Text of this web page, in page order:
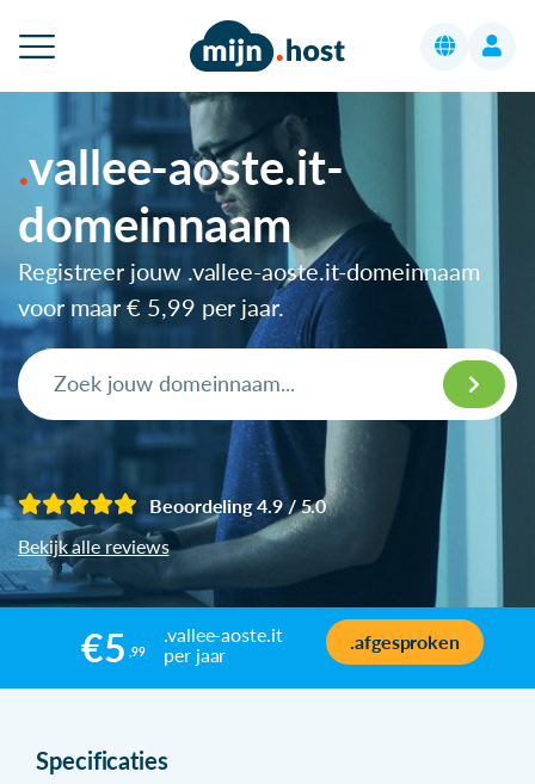
vallee-aoste.it-
domeinnaam
Registreer jouw .vallee-aoste.it-domeinnaam
voor maar€ 5,99 per jaar.
Beoordeling 4.9 / 5.0
Bekijk alle reviews
€5 ,99
.vallee-aoste.it
per jaar
.afgesproken
Specificaties